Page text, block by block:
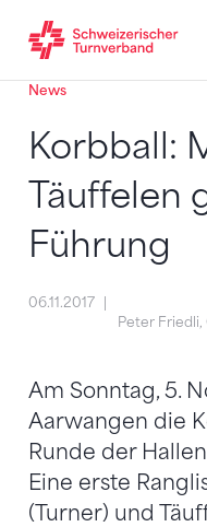
Zum Inhalt springen
Zur Sitemap navigieren
Zum Navigieren
News
Korbball:
Täuffelen
Führung
06.11.2017
Peter Friedli,
Am Sonntag, 5.
Aarwangen die
Runde der
Eine erste
(Turner) und